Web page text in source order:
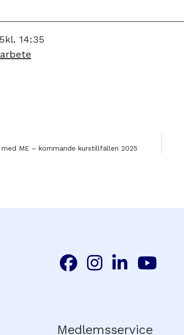
kl. 14:35
ME – kommande kurstillfällen 2025
Medlemsservice